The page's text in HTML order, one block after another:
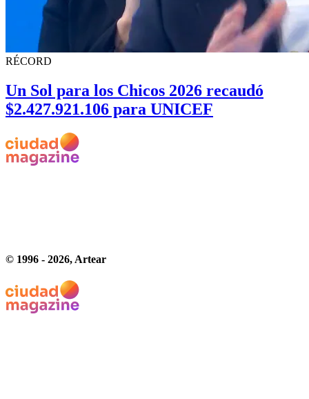
RÉCORD
Un Sol para los Chicos 2026 recaudó
$2.427.921.106 para UNICEF
© 1996 - 2026, Artear